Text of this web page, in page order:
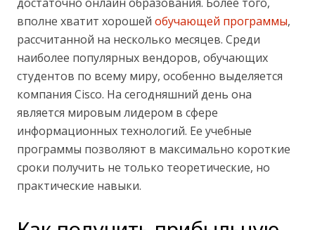
вполне хватит хорошей обучающей программы,
рассчитанной на несколько месяцев. Среди
наиболее популярных вендоров, обучающих
студентов по всему миру, особенно выделяется
компания Cisco. На сегодняшний день она
является мировым лидером в сфере
информационных технологий. Ее учебные
программы позволяют в максимально короткие
сроки получить не только теоретические, но
практические навыки.